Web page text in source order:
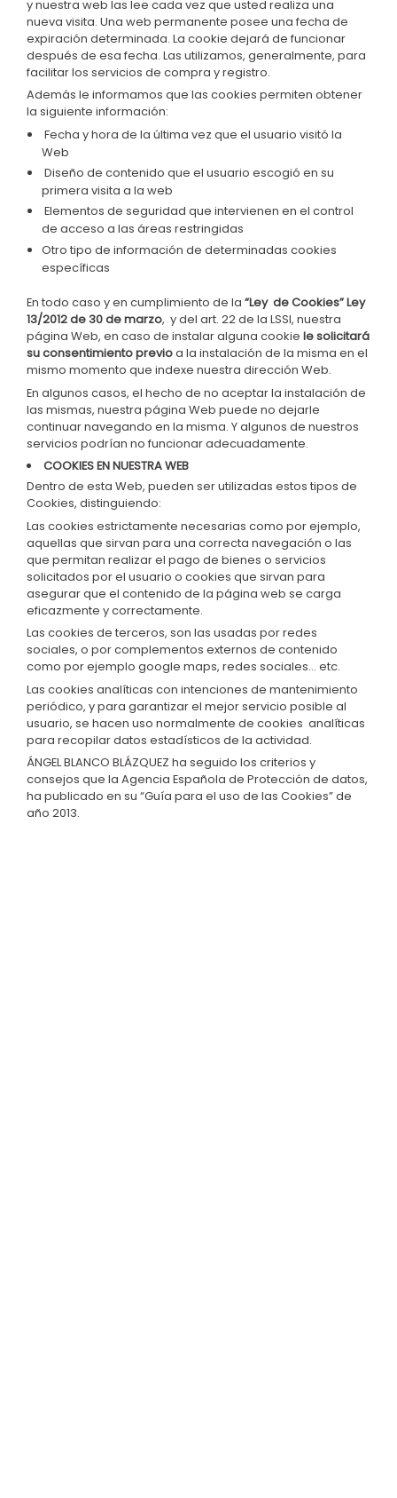
y nuestra web las lee cada vez que usted realiza una
nueva visita. Una web permanente posee una fecha de
expiración determinada. La cookie dejará de funcionar
después de esa fecha. Las utilizamos, generalmente, para
facilitar los servicios de compra y registro.
Además le informamos que las cookies permiten obtener
la siguiente información:
Fecha y hora de la última vez que el usuario visitó la
Web
Diseño de contenido que el usuario escogió en su
primera visita a la web
Elementos de seguridad que intervienen en el control
de acceso a las áreas restringidas
Otro tipo de información de determinadas cookies
específicas
En todo caso y en cumplimiento de la “Ley de Cookies” Ley
13/2012 de 30 de marzo, y del art. 22 de la LSSI, nuestra
página Web, en caso de instalar alguna cookie le solicitará
su consentimiento previoa la instalación de la misma en el
mismo momento que indexe nuestra dirección Web.
En algunos casos, el hecho de no aceptar la instalación de
las mismas, nuestra página Web puede no dejarle
continuar navegando en la misma. Y algunos de nuestros
servicios podrían no funcionar adecuadamente.
COOKIES EN NUESTRA WEB
Dentro de esta Web, pueden ser utilizadas estos tipos de
Cookies, distinguiendo:
Las cookies estrictamente necesarias como por ejemplo,
aquellas que sirvan para una correcta navegación o las
que permitan realizar el pago de bienes o servicios
solicitados por el usuario o cookies que sirvan para
asegurar que el contenido de la página web se carga
eficazmente y correctamente.
Las cookies de terceros, son las usadas por redes
sociales, o por complementos externos de contenido
como por ejemplo google maps, redes sociales… etc.
Las cookies analíticas con intenciones de mantenimiento
periódico, y para garantizar el mejor servicio posible al
usuario, se hacen uso normalmente de cookies analíticas
para recopilar datos estadísticos de la actividad.
ÁNGEL BLANCO BLÁZQUEZ ha seguido los criterios y
consejos que la Agencia Española de Protección de datos,
ha publicado en su “Guía para el uso de las Cookies” de
año 2013.